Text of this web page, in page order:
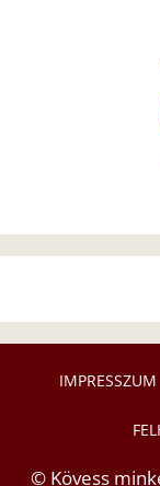
IMPRESSZUM
© Kövess